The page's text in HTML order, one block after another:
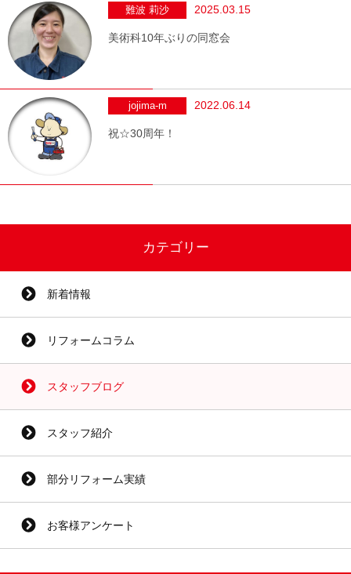
難波 莉沙 2025.03.15
美術科10年ぶりの同窓会
jojima-m 2022.06.14
祝☆30周年！
カテゴリー
新着情報
リフォームコラム
スタッフブログ
スタッフ紹介
部分リフォーム実績
お客様アンケート